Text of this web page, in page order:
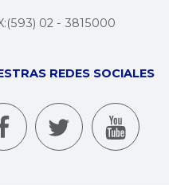
02 - 3815000
REDES SOCIALES